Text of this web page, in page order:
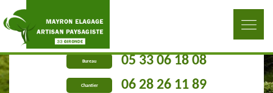
Bureau 05 33 06 18 08
Chantier 06 28 26 11 89